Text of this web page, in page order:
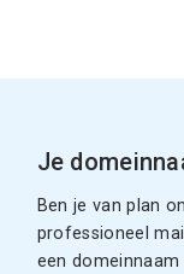
Je
Ben je van plan
professioneel
een domeinnaam